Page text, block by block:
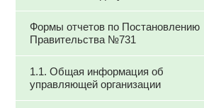
Формы отчетов по Постановлению
Правительства №731
1.1. Общая информация об
управляющей организации